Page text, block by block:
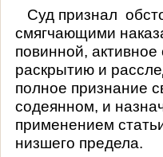
Суд признал
смягчающими
повинной,
раскрытию и
полное признание
содеянном, и
применением
низшего предела.